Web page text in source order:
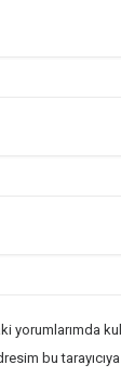
yorumlarımda
bu